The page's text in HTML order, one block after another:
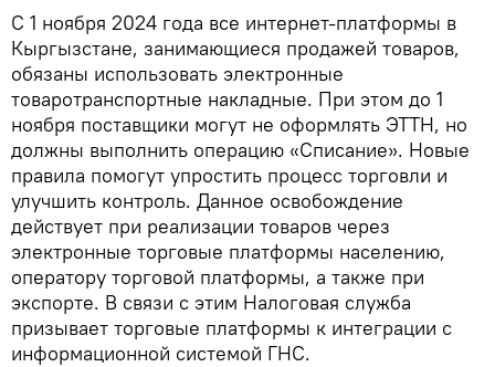
С 1 ноября 2024 года все интернет-платформы в
Кыргызстане, занимающиеся продажей товаров,
обязаны использовать электронные
товаротранспортные накладные. При этом до 1
ноября поставщики могут не оформлять ЭТТН, но
должны выполнить операцию «Списание». Новые
правила помогут упростить процесс торговли и
улучшить контроль. Данное освобождение
действует при реализации товаров через
электронные торговые платформы населению,
оператору торговой платформы, а также при
экспорте. В связи с этим Налоговая служба
призывает торговые платформы к интеграции с
информационной системой ГНС.